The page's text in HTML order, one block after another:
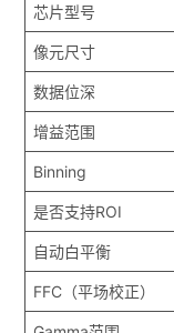
芯片型号
像元尺寸
数据位深
增益范围
Binning
是否支持ROI
自动白平衡
FFC（平场校正）